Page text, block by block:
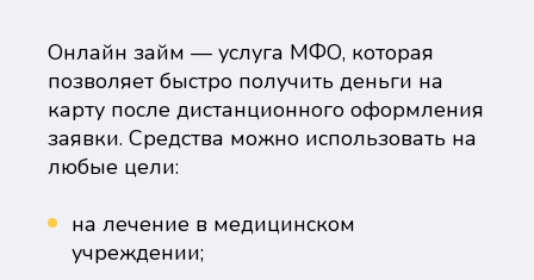
Онлайн займ — услуга МФО, которая
позволяет быстро получить деньги на
карту после дистанционного оформления
заявки. Средства можно использовать на
любые цели:
на лечение в медицинском
учреждении;